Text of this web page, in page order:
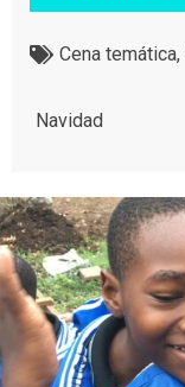
Cena temática,
Navidad